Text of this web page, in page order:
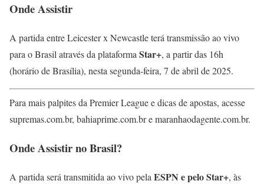
Onde Assistir
A partida entre Leicester x Newcastle terá transmissão ao vivo
para o Brasil através da plataforma Star+, a partir das 16h
(horário de Brasília), nesta segunda-feira, 7 de abril de 2025.
Para mais palpites da Premier League e dicas de apostas, acesse
supremas.com.br, bahiaprime.com.br e maranhaodagente.com.br.
Onde Assistir no Brasil?
A partida será transmitida ao vivo pela ESPN e pelo Star+, às